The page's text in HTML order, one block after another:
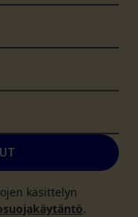
käsittelyn
.